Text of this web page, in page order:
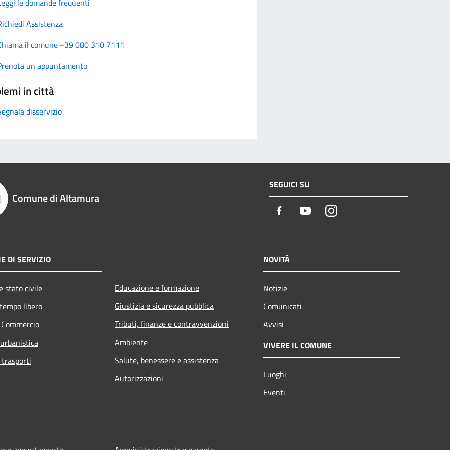
Assistenza
il comune +39 080 310 7111
un appuntamento
in città
disservizio
Comune di Altamura
SEGUICI SU
Facebook YoutubeInstagram
DI SERVIZIO
stato civile
libero
Educazione e formazione
Giustizia e sicurezza pubblica
Tributi, finanze e contravvenzioni
Ambiente
Salute, benessere e assistenza
Autorizzazioni
NOVITÀ
Notizie
Comunicati
Avvisi
VIVERE IL COMUNE
Luoghi
Eventi